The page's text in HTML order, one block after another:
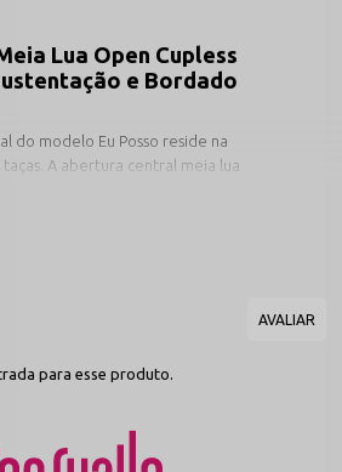
Lua Open Cupless
e Bordado
do modelo Eu Posso reside na
A abertura central meia lua
busto com o auxílio do aro rígido
detalhe do bordado rendado
nobres em poliamida com elastano e
nas costas para um vestir seguro.
seleção especial de
delingeries por cores
para esse produto.